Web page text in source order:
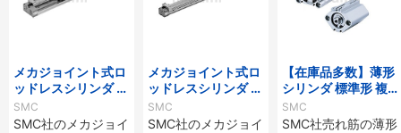
メカジョイント式ロ
ッドレスシリンダ リ
ニアガイド形 MY1H
シリーズ
SMC
SMC社のメカジョイ
メカジョイント式ロ
ッドレスシリンダ 基
本形 MY1Bシリーズ
SMC
SMC社のメカジョイ
【在庫品多数】薄形
シリンダ 標準形 複
動・片ロッド CQ2
シリーズ
SMC
SMC社売れ筋の薄形